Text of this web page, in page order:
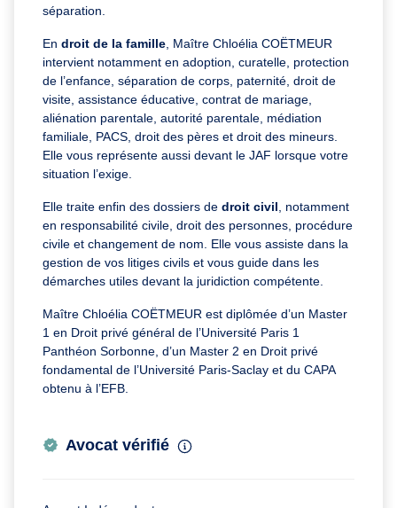
séparation.
En droit de la famille , Maître Chloélia COËTMEUR
intervient notamment en adoption, curatelle, protection
de l’enfance, séparation de corps, paternité, droit de
visite, assistance éducative, contrat de mariage,
aliénation parentale, autorité parentale, médiation
familiale, PACS, droit des pères et droit des mineurs.
Elle vous représente aussi devant le JAF lorsque votre
situation l’exige.
Elle traite enfin des dossiers de droit civil , notamment
en responsabilité civile, droit des personnes, procédure
civile et changement de nom. Elle vous assiste dans la
gestion de vos litiges civils et vous guide dans les
démarches utiles devant la juridiction compétente.
Maître Chloélia COËTMEUR est diplômée d’un Master
1 en Droit privé général de l’Université Paris 1
Panthéon Sorbonne, d’un Master 2 en Droit privé
fondamental de l’Université Paris-Saclay et du CAPA
obtenu à l’EFB.
Avocat vérifié